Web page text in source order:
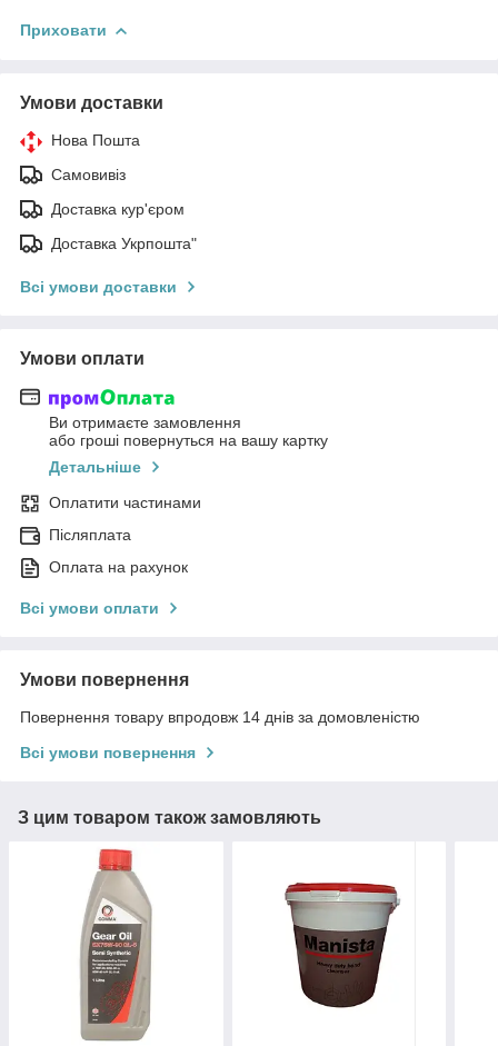
Приховати
Умови доставки
Нова Пошта
Самовивіз
Доставка кур'єром
Доставка Укрпошта"
Всі умови доставки
Умови оплати
Ви отримаєте замовлення
або гроші повернуться на вашу картку
Детальніше
Оплатити частинами
Післяплата
Оплата на рахунок
Всі умови оплати
Умови повернення
Повернення товару впродовж 14 днів за домовленістю
Всі умови повернення
З цим товаром також замовляють